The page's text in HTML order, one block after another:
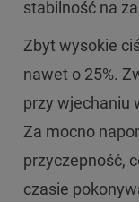
stabilność na
Zbyt wysokie
nawet o 25%.
przy wjechaniu
Za mocno
przyczepność,
czasie